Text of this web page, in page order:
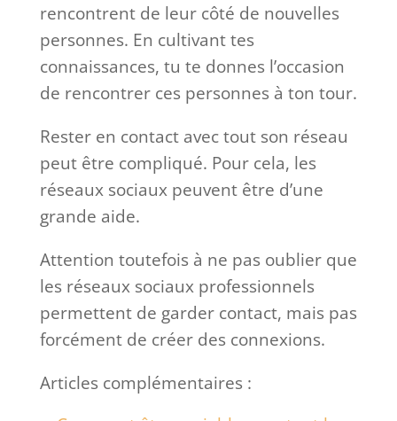
rencontrent de leur côté de nouvelles
personnes. En cultivant tes
connaissances, tu te donnes l’occasion
de rencontrer ces personnes à ton tour.
Rester en contact avec tout son réseau
peut être compliqué. Pour cela, les
réseaux sociaux peuvent être d’une
grande aide.
Attention toutefois à ne pas oublier que
les réseaux sociaux professionnels
permettent de garder contact, mais pas
forcément de créer des connexions.
Articles complémentaires :